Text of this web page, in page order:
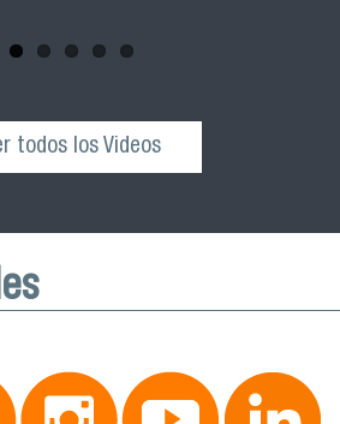
todos los Videos